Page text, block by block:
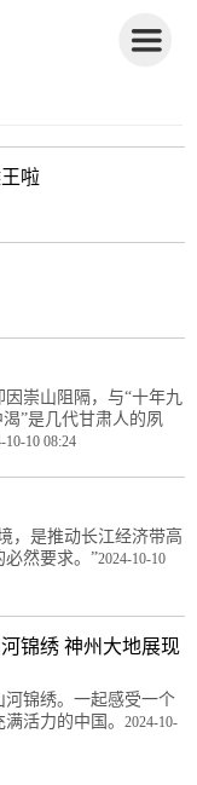
啦
崇山阻隔，与“十年九
”是几代甘肃人的夙
10-10 08:24
，是推动长江经济带高
然要求。”2024-10-10
锦绣 神州大地展现
河锦绣。一起感受一个
活力的中国。 2024-10-